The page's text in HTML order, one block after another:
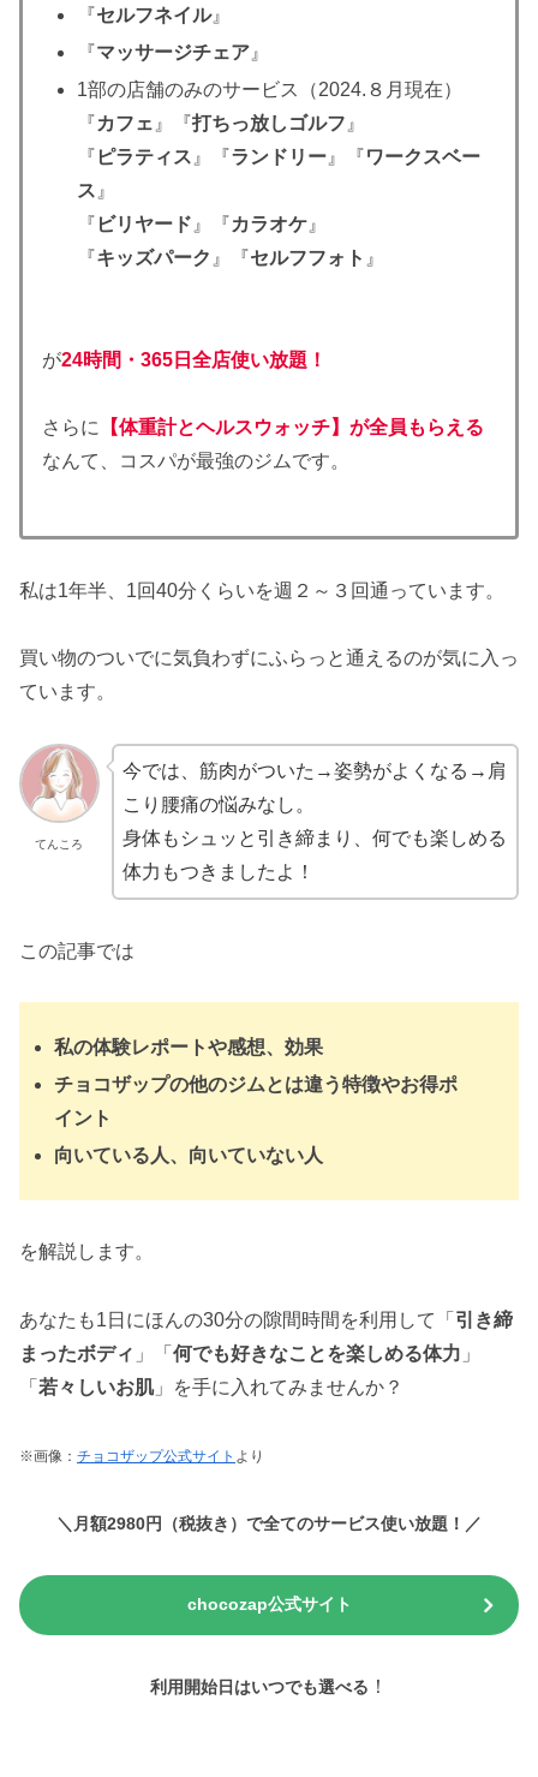
『セルフネイル』
『マッサージチェア 』
1部の店舗のみのサービス（2024.８月現在）
『カフェ 』『打ちっ放しゴルフ 』
『 ピラティス 』『ランドリー 』『ワークスベー
ス 』
『 ビリヤード 』『カラオケ 』
『キッズパーク 』『セルフフォト 』
が24時間・365日全店使い放題！
さらに
【体重計とヘルスウォッチ】が全員もらえる
なんて、コスパが最強のジムです。
私は1年半、1回40分くらいを週２～３回通っています。
買い物のついでに気負わずにふらっと通えるのが気に入っ
ています。
てんころ
今では、筋肉がついた→姿勢がよくなる→肩
こり腰痛の悩みなし。
身体もシュッと引き締まり、何でも楽しめる
体力もつきましたよ！
この記事では
私の体験レポートや感想、効果
チョコザップの他のジムとは違う特徴やお得ポ
イント
向いている人、向いていない人
を解説します。
あなたも1日にほんの30分の隙間時間を利用して「 引き締
まったボディ 」「 何でも好きなことを楽しめる体力 」
「 若々しいお肌」を手に入れてみませんか？
※画像： チョコザップ公式サイト より
＼月額2980円（税抜き）で全てのサービス使い放題！／
chocozap公式サイト
利用開始日はいつでも選べる ！